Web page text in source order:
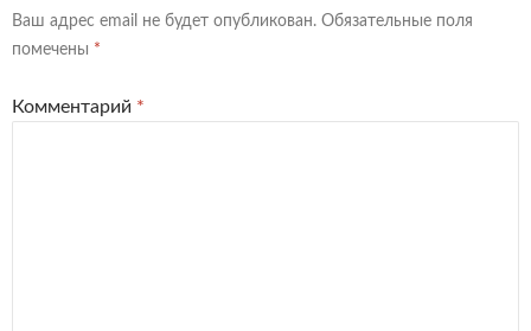
Ваш адрес email не будет опубликован. Обязательные поля
помечены *
Комментарий *